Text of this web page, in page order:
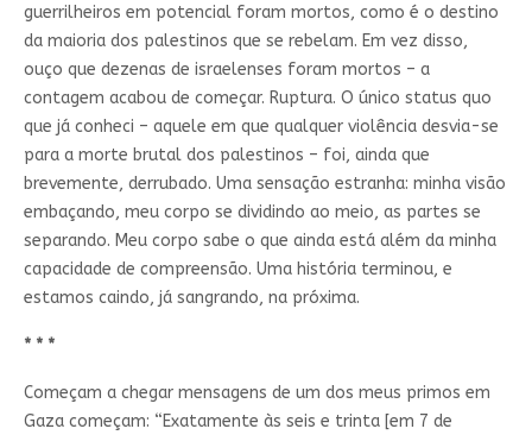
guerrilheiros em potencial foram mortos, como é o destino
da maioria dos palestinos que se rebelam. Em vez disso,
ouço que dezenas de israelenses foram mortos – a
contagem acabou de começar. Ruptura. O único status quo
que já conheci – aquele em que qualquer violência desvia-se
para a morte brutal dos palestinos – foi, ainda que
brevemente, derrubado. Uma sensação estranha: minha visão
embaçando, meu corpo se dividindo ao meio, as partes se
separando. Meu corpo sabe o que ainda está além da minha
capacidade de compreensão. Uma história terminou, e
estamos caindo, já sangrando, na próxima.
* * *
Começam a chegar mensagens de um dos meus primos em
Gaza começam: “Exatamente às seis e trinta [em 7 de